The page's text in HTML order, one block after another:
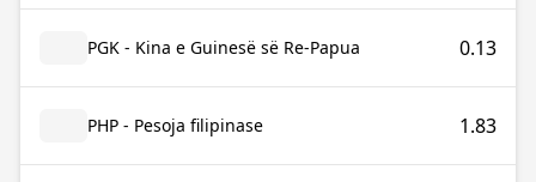
PGK - Kina e Guinesë së Re-Papua 0.13
PHP - Pesoja filipinase 1.83